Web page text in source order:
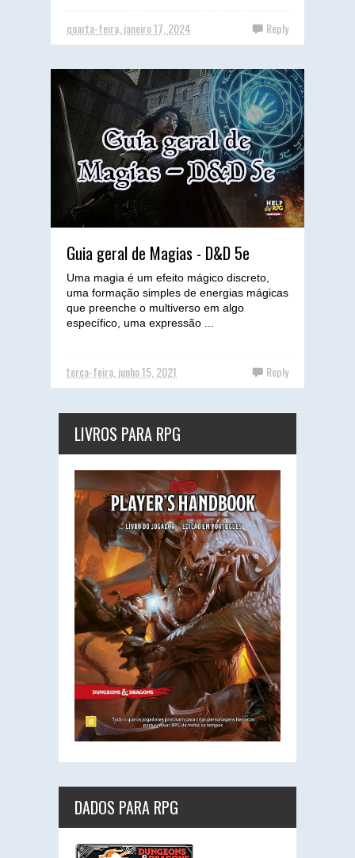
quarta-feira, janeiro 17, 2024 Reply
Guia geral de Magias - D&D 5e
Uma magia é um efeito mágico discreto,
uma formação simples de energias mágicas
que preenche o multiverso em algo
específico, uma expressão ...
terça-feira, junho 15, 2021 Reply
LIVROS PARA RPG
DADOS PARA RPG